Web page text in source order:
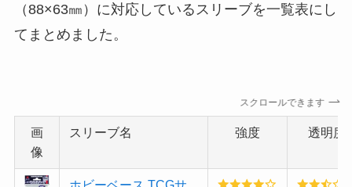
（88×63㎜）に対応しているスリーブを一覧表にし
てまとめました。
スクロールできます
画
像
スリーブ名 強度 透明度